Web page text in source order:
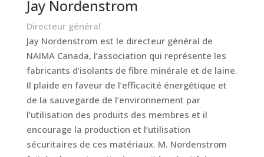
Jay Nordenstrom
Directeur général
Jay Nordenstrom est le directeur général de
NAIMA Canada, l’association qui représente les
fabricants d’isolants de fibre minérale et de laine.
Il plaide en faveur de l’efficacité énergétique et
de la sauvegarde de l’environnement par
l’utilisation des produits des membres et il
encourage la production et l’utilisation
sécuritaires de ces matériaux. M. Nordenstrom